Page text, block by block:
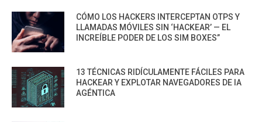
CÓMO LOS HACKERS INTERCEPTAN OTPS Y
LLAMADAS MÓVILES SIN ‘HACKEAR’ — EL
INCREÍBLE PODER DE LOS SIM BOXES”
13 TÉCNICAS RIDÍCULAMENTE FÁCILES PARA
HACKEAR Y EXPLOTAR NAVEGADORES DE IA
AGÉNTICA